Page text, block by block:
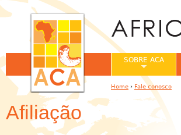
Afiliação
SOBRE ACA
You are here
Home › Fale conosco